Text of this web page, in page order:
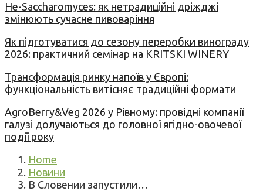
Не-Saccharomyces: як нетрадиційні дріжджі
змінюють сучасне пивоваріння
Як підготуватися до сезону переробки винограду
2026: практичний семінар на KRITSKI WINERY
Трансформація ринку напоїв у Європі:
функціональність витісняє традиційні формати
AgroBerry&Veg 2026 у Рівному: провідні компанії
галузі долучаються до головної ягідно-овочевої
події року
Home
Новини
В Словении запустили…